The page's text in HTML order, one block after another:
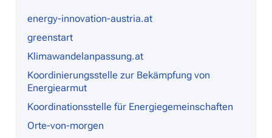
energy-innovation-austria.at
greenstart
Klimawandelanpassung.at
Koordinierungsstelle zur Bekämpfung von
Energiearmut
Koordinationsstelle für Energiegemeinschaften
Orte-von-morgen